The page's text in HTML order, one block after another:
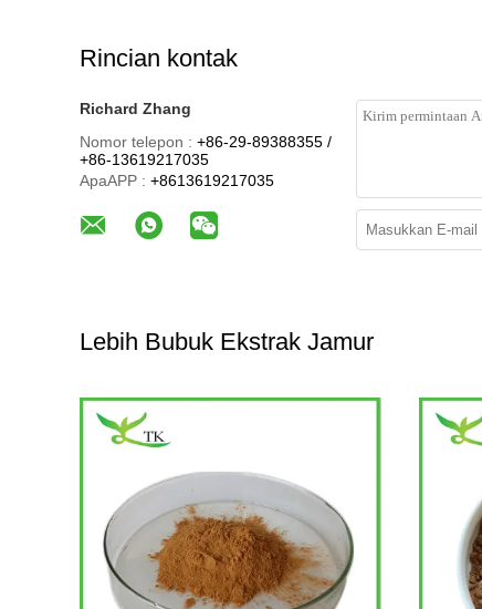
Rincian kontak
Richard Zhang
Nomor telepon : +86-29-89388355 /
+86-13619217035
ApaAPP : +8613619217035
Lebih Bubuk Ekstrak Jamur